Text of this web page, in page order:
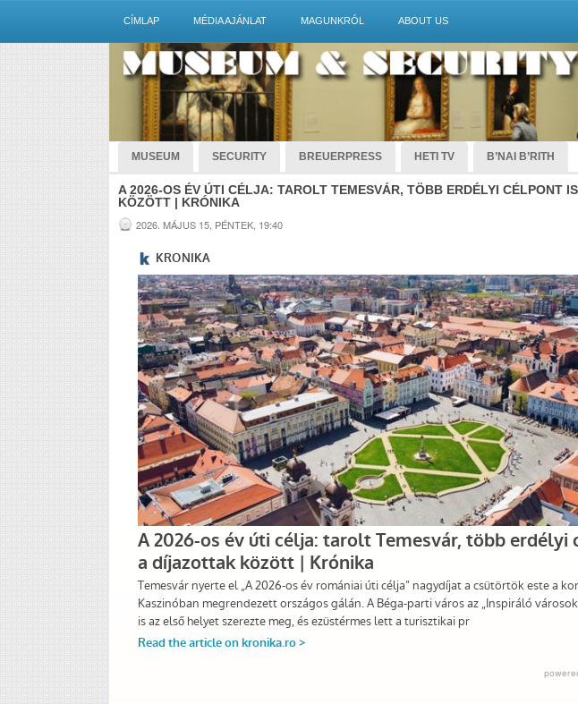
CÍMLAP MÉDIA AJÁNLAT MAGUNKRÓL ABOUT US
MUSEUM SECURITY BREUERPRESS HETI TV B’NAI B’RITH
A 2026-OS ÉV ÚTI CÉLJA: TAROLT TEMESVÁR, TÖBB ERDÉLYI CÉLPONT
KÖZÖTT | KRÓNIKA
2026. MÁJUS 15, PÉNTEK, 19:40